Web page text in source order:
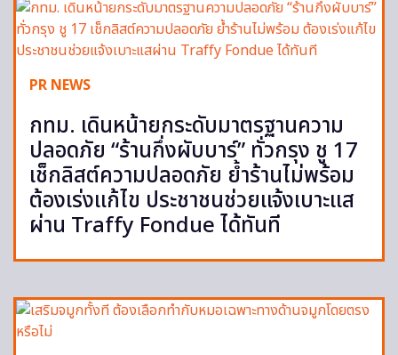
PR NEWS
กทม. เดินหน้ายกระดับมาตรฐานความ
ปลอดภัย “ร้านกึ่งผับบาร์” ทั่วกรุง ชู 17
เช็กลิสต์ความปลอดภัย ย้ำร้านไม่พร้อม
ต้องเร่งแก้ไข ประชาชนช่วยแจ้งเบาะแส
ผ่าน Traffy Fondue ได้ทันที